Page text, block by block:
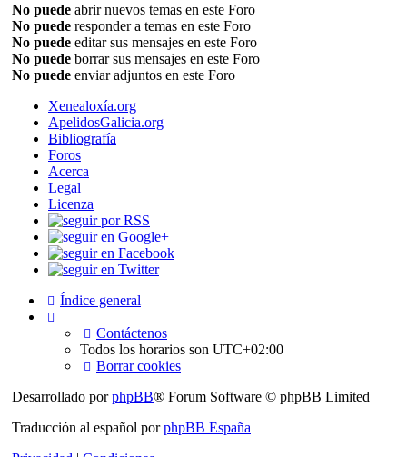
No puede abrir nuevos temas en este Foro
No puede responder a temas en este Foro
No puede editar sus mensajes en este Foro
No puede borrar sus mensajes en este Foro
No puede enviar adjuntos en este Foro
Xenealoxía.org
ApelidosGalicia.org
Bibliografía
Foros
Acerca
Legal
Licenza
Índice general
Contáctenos
Todos los horarios son UTC+02:00
Borrar cookies
Desarrollado porphpBB® Forum Software © phpBB Limited
Traducción al español porphpBB España